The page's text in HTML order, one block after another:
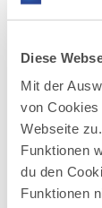
Diese
Mit der
von Cookies
Webseite
Funktionen
du den
Funktionen
AUFSTIEG
225 m
3
über die
Fels und Eis
dazu